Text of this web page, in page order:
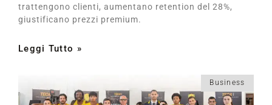
trattengono clienti, aumentano retention del 28%,
giustificano prezzi premium.
Leggi Tutto »
Business